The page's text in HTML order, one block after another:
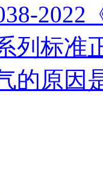
2022
列标准
的原因